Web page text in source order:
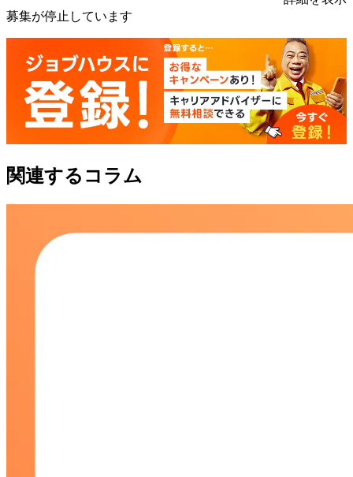
募集が停止しています
関連するコラム